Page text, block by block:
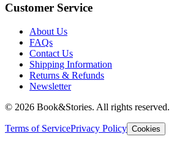
Customer Service
About Us
FAQs
Contact Us
Shipping Information
Returns & Refunds
Newsletter
© 2026 Book&Stories. All rights reserved.
Terms of ServicePrivacy Policy Cookies